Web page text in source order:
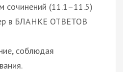
сочинений (11.1–11.5)
в БЛАНКЕ ОТВЕТОВ
соблюдая